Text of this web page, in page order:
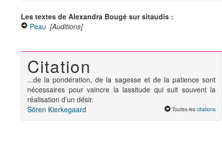
Les textes de Alexandra Bougé sur sitaudis :
Peau [Auditions]
Citation
...de la pondération, de la sagesse et de la patience sont
nécessaires pour vaincre la lassitude qui suit souvent la
réalisation d’un désir.
Sören Kierkegaard
Toutes les citations